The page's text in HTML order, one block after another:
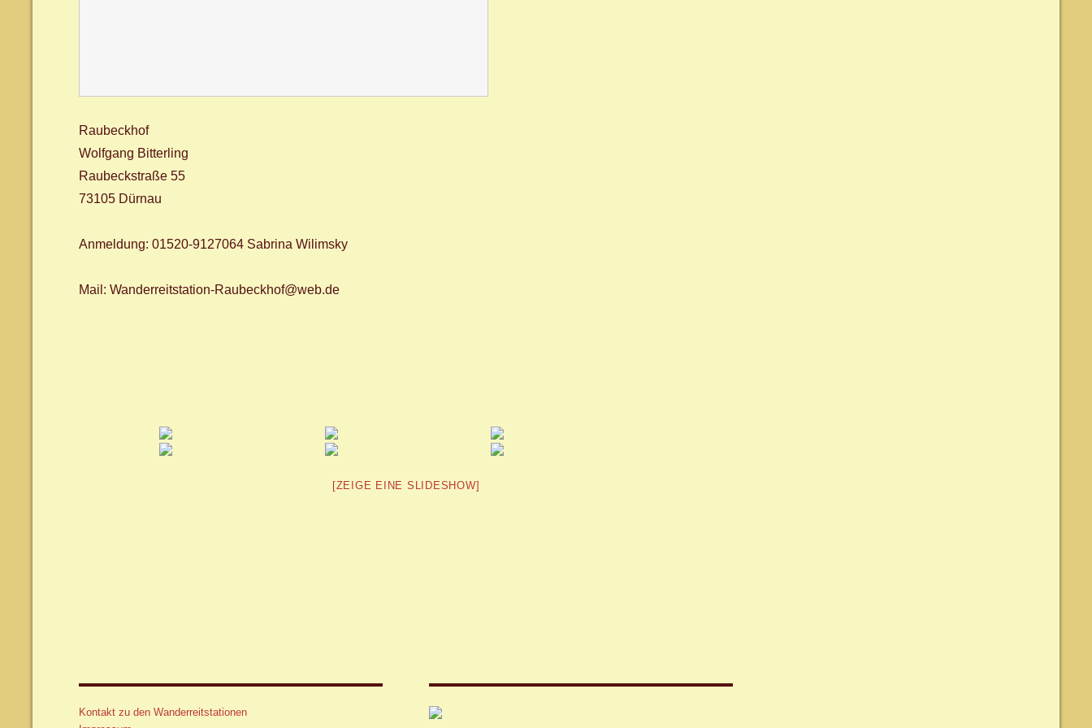
Raubeckhof
Wolfgang Bitterling
Raubeckstraße 55
73105 Dürnau
Anmeldung: 01520-9127064 Sabrina Wilimsky
Mail: Wanderreitstation-Raubeckhof@web.de
[ZEIGE EINE SLIDESHOW]
Kontakt zu den Wanderreitstationen